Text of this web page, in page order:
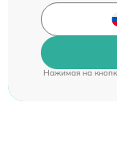
Нажимая на